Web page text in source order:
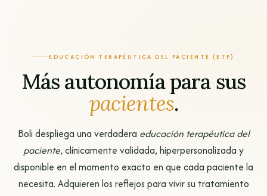
EDUCACIÓN TERAPÉUTICA DEL PACIENTE (ETP)
Más autonomía para sus
pacientes.
Boli despliega una verdadera educación terapéutica del
paciente, clínicamente validada, hiperpersonalizada y
disponible en el momento exacto en que cada paciente la
necesita. Adquieren los reflejos para vivir su tratamiento